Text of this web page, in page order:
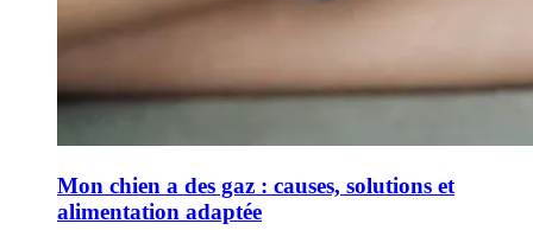
Mon chien a des gaz : causes, solutions et
alimentation adaptée